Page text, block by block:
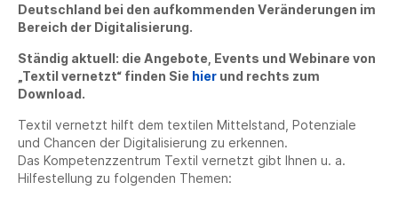
Deutschland bei den aufkommenden Veränderungen im
Bereich der Digitalisierung.
Ständig aktuell: die Angebote, Events und Webinare von
„Textil vernetzt“ finden Sie hier und rechts zum
Download.
Textil vernetzt hilft dem textilen Mittelstand, Potenziale
und Chancen der Digitalisierung zu erkennen.
Das Kompetenzzentrum Textil vernetzt gibt Ihnen u. a.
Hilfestellung zu folgenden Themen: